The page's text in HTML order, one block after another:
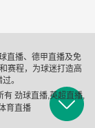
直播、德甲直播及免
赛程，为球迷打造高
。
劲球直播,英超直播,
育直播